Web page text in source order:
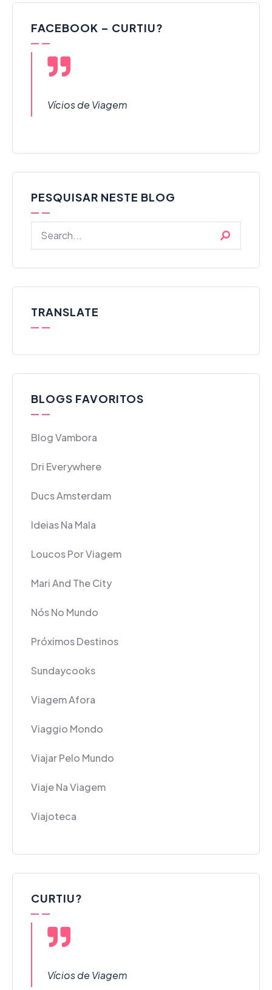
FACEBOOK – CURTIU?
Vícios de Viagem
PESQUISAR NESTE BLOG
TRANSLATE
BLOGS FAVORITOS
Blog Vambora
Dri Everywhere
Ducs Amsterdam
Ideias Na Mala
Loucos Por Viagem
Mari And The City
Nós No Mundo
Próximos Destinos
Sundaycooks
Viagem Afora
Viaggio Mondo
Viajar Pelo Mundo
Viaje Na Viagem
Viajoteca
CURTIU?
Vícios de Viagem